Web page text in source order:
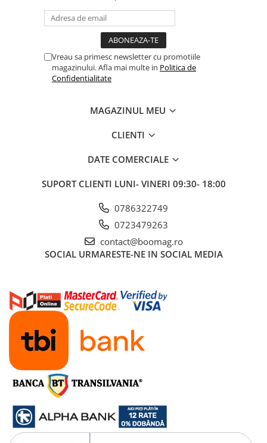
Frane cu tambur
Etrier frana
Discuri de frana
Componente cadru
Rulmenti si suruburi
Vreau sa primesc newsletter cu promotiile
magazinului. Afla mai multe in Politica de
Confidentialitate
MAGAZINUL MEU
CLIENTI
DATE COMERCIALE
SUPORT CLIENTI LUNI- VINERI 09:30- 18:00
0786322749
0723479263
contact@boomag.ro
SOCIAL URMARESTE-NE IN SOCIAL MEDIA